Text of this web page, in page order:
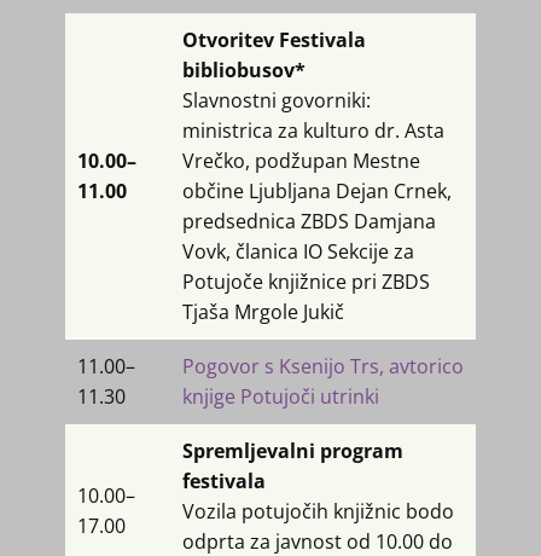
10.00–
11.00
Otvoritev Festivala
bibliobusov*
Slavnostni govorniki:
ministrica za kulturo dr. Asta
Vrečko, podžupan Mestne
občine Ljubljana ​Dejan Crnek,
predsednica ZBDS Damjana
Vovk, članica IO Sekcije za
Potujoče knjižnice pri ZBDS
Tjaša Mrgole Jukič
11.00–
11.30
Pogovor s Ksenijo Trs, avtorico
knjige Potujoči utrinki
10.00​–
17.00
Spremljevalni program
festivala
Vozila potujočih knjižnic bodo
odprta za javnost od 10.00 do